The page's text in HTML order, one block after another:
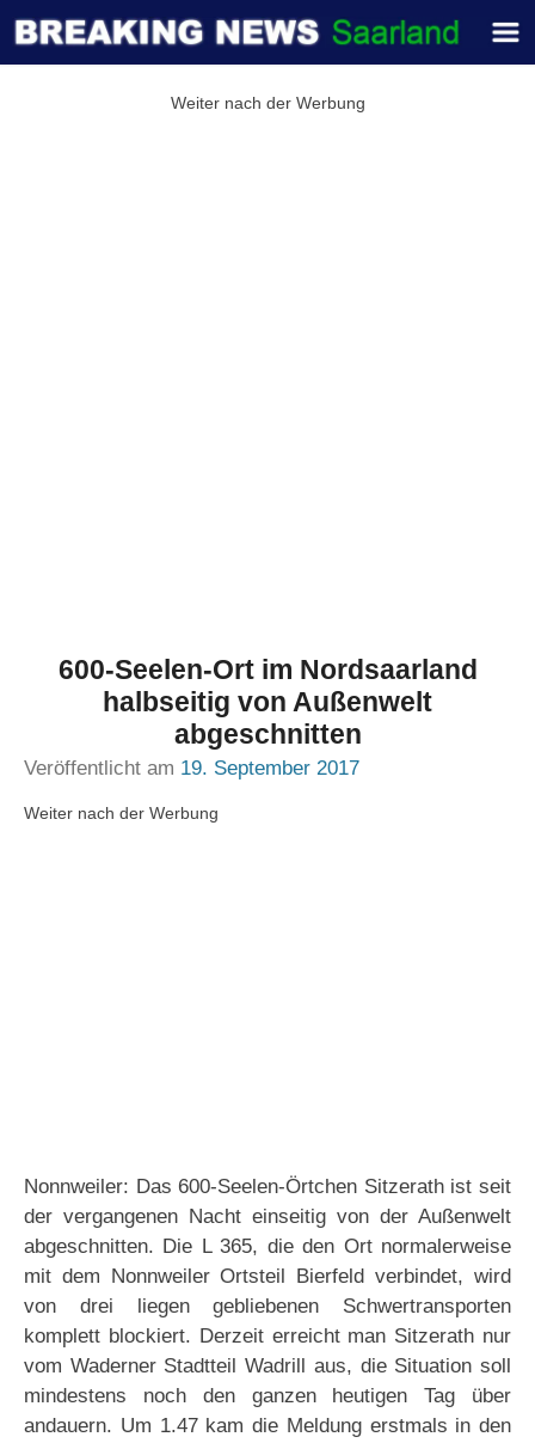
Weiter nach der Werbung
600-Seelen-Ort im Nordsaarland
halbseitig von Außenwelt
abgeschnitten
Veröffentlicht am 19. September 2017
Weiter nach der Werbung
Nonnweiler: Das 600-Seelen-Örtchen Sitzerath ist seit
der vergangenen Nacht einseitig von der Außenwelt
abgeschnitten. Die L 365, die den Ort normalerweise
mit dem Nonnweiler Ortsteil Bierfeld verbindet, wird
von drei liegen gebliebenen Schwertransporten
komplett blockiert. Derzeit erreicht man Sitzerath nur
vom Waderner Stadtteil Wadrill aus, die Situation soll
mindestens noch den ganzen heutigen Tag über
andauern. Um 1.47 kam die Meldung erstmals in den